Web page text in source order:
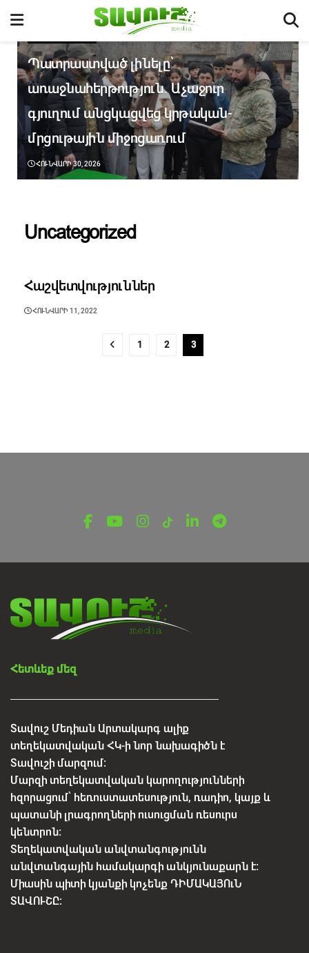
Պատրաստված լինելը՝
առաջնահերթություն․ Աչաջուր
գյուղում անցկացվեց կրթական-
մրցութային միջոցառում
ՀՈՒՆՎԱՐԻ 30, 2026
Uncategorized
Հաշվետվություններ
ՀՈՒՆՎԱՐԻ 11, 2022
1 2 3
Հետևեք մեզ
Տավուշ Մեդիան Արտակարգ ալիք
տեղեկատվական ՀԿ-ի նոր նախագիծն է
Տավուշի մարզում:
Մարզի տեղեկատվական կարողությունների
հզորացում՝ հեռուստատեսություն, ռադիո, կայք և
պատանի լրագրողների ուսուցման ռեսուրս
կենտրոն:
Տեղեկատվական անվտանգությունն
անվտանգային համակարգի անկյունաքարն է:
Միասին պիտի կյանքի կոչենք ԴԻՄԱԿԱՅՈւՆ
ՏԱՎՈՒՇԸ: